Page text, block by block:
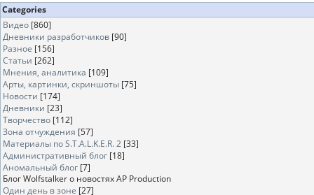
Categories
Видео [860]
Дневники разработчиков [90]
Разное [156]
Статьи [262]
Мнения, аналитика [109]
Арты, картинки, скриншоты [75]
Новости [174]
Дневники [23]
Творчество [112]
Зона отчуждения [57]
Материалы по S.T.A.L.K.E.R. 2 [33]
Административный блог [18]
Аномальный блог [7]
Блог Wolfstalker о новостях AP Production
Один день в зоне [27]